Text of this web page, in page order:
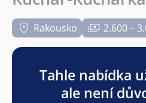
Rakousko 2.600 –
Tahle nabídka
ale není